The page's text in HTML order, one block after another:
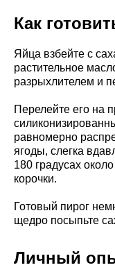
Как
Яйца взбейте с
растительное
разрыхлителем и
Перелейте его на
равномерно
ягоды, слегка
180 градусах
корочки.
Готовый пирог
щедро посыпьте
Личный